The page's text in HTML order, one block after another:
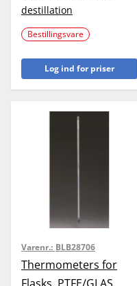
destillation
Bestillingsvare
Log ind for priser
Varenr.: BLB28706
Thermometers for
Flasks, PTFE/GLAS,